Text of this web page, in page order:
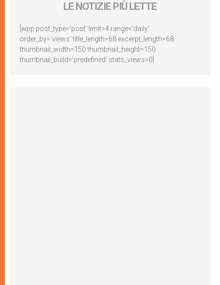
LE NOTIZIE PIÙ LETTE
[wpp post_type='post' limit=4 range='daily'
order_by='views' title_length=68 excerpt_length=68
thumbnail_width=150 thumbnail_height=150
thumbnail_build='predefined' stats_views=0]